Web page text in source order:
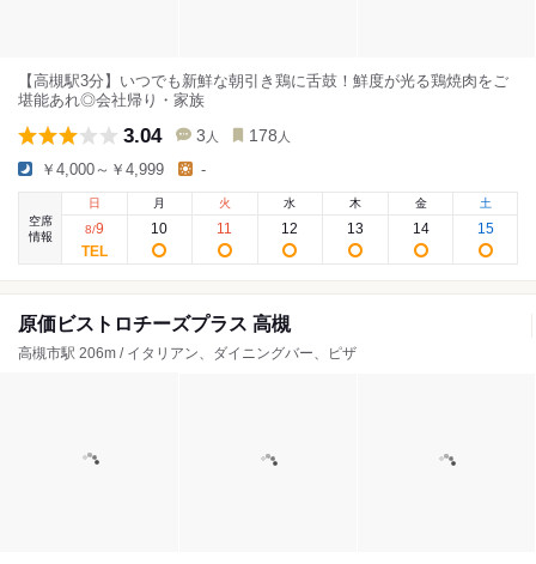
【高槻駅3分】いつでも新鮮な朝引き鶏に舌鼓！鮮度が光る鶏焼肉をご
堪能あれ◎会社帰り・家族
3.04 3 人 178 人
￥4,000～￥4,999 -
空席
情報
日
8/9
月
10
火
11
水
12
木
13
金
14
土
15
原価ビストロチーズプラス 高槻
高槻市駅 206m / イタリアン、ダイニングバー、ピザ